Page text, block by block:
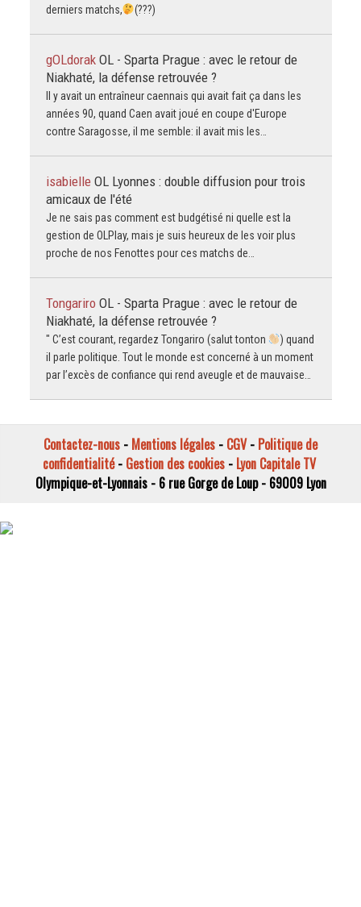
derniers matchs,
(???)
gOLdorak OL - Sparta Prague : avec le retour de
Niakhaté, la défense retrouvée ?
Il y avait un entraîneur caennais qui avait fait ça dans les
années 90, quand Caen avait joué en coupe d'Europe
contre Saragosse, il me semble: il avait mis les…
isabielle OL Lyonnes : double diffusion pour trois
amicaux de l'été
Je ne sais pas comment est budgétisé ni quelle est la
gestion de OLPlay, mais je suis heureux de les voir plus
proche de nos Fenottes pour ces matchs de…
Tongariro OL - Sparta Prague : avec le retour de
Niakhaté, la défense retrouvée ?
" C’est courant, regardez Tongariro (salut tonton
) quand
il parle politique. Tout le monde est concerné à un moment
par l’excès de confiance qui rend aveugle et de mauvaise…
Contactez-nous - Mentions légales - CGV- Politique de
confidentialité- Gestion des cookies- Lyon Capitale TV
Olympique-et-Lyonnais - 6 rue Gorge de Loup - 69009 Lyon